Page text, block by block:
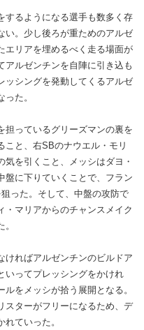
るようになる選手も数多く存
い。少し後ろが重ためのアルゼ
エリアを埋めるべく走る場面が
アルゼンチンを自陣に引き込も
ッシングを発動してくるアルゼ
た。
っているグリーズマンの裏を
こと、右SBのナウエル・モリ
を引くこと、メッシはダヨ・
盤に下りていくことで、フラン
った。そして、中盤の攻防で
・マリアからのチャンスメイク
ればアルゼンチンのビルドア
いってプレッシングをかけれ
をメッシが拾う展開となる。
スターがフリーになるため、デ
ていった。